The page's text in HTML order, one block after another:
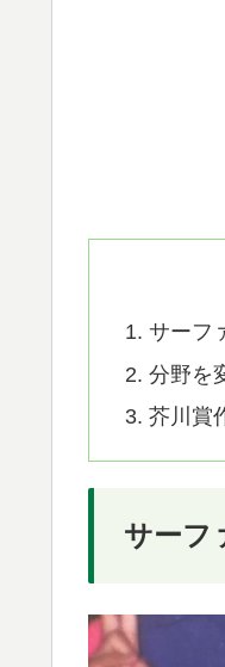
サーフ
分野を
芥川賞
サーフ